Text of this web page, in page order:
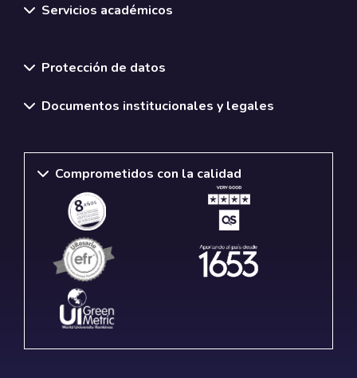
Servicios académicos
Protección de datos
Documentos institucionales y legales
Comprometidos con la calidad